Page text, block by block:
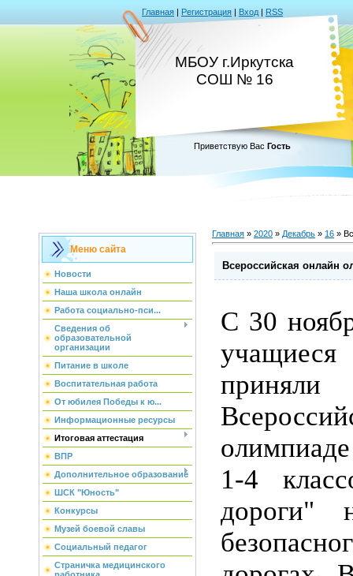
Главная | Регистрация | Вход | RSS
МБОУ г.Иркутска
СОШ № 16
Приветствую Вас Гость
Меню сайта
Новости
Наша школа онлайн
Работа социально-пси...
Сведения об
образовательной
организации
Питание в школе
Воспитательная работа
От юбилея Победы к ю...
Информационные ресурсы
Итоговая аттестация
ВПР
Дополнительное образование
ШСК "Юность"
Конкурсы
Музей боевой славы
Социальный педагог
Страничка медицинского
Главная » 2020 » Декабрь » 16 »
Всероссийская онлайн
С 30
1-4
дороги"